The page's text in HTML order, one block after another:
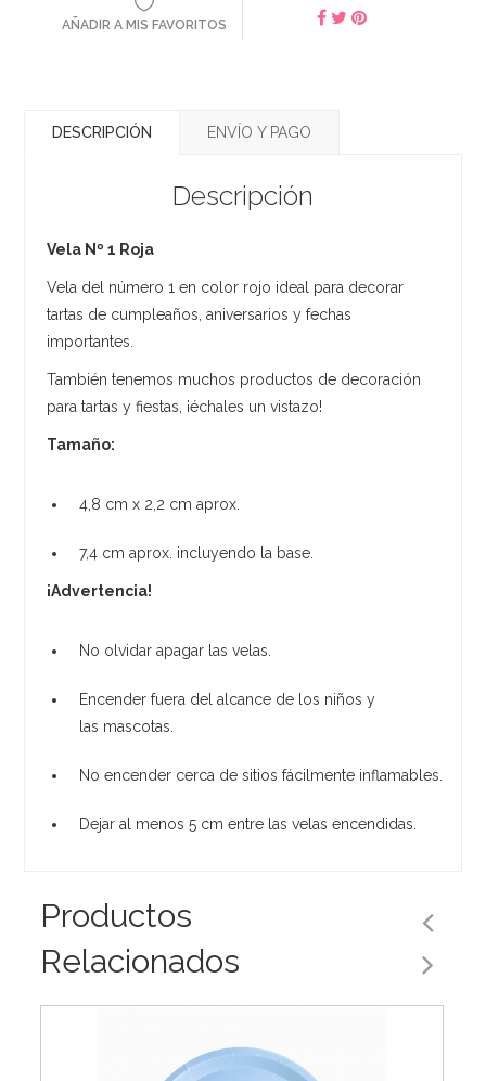
AÑADIR A MIS FAVORITOS
DESCRIPCIÓN ENVÍO Y PAGO
Descripción
Vela Nº 1 Roja
Vela del número 1 en color rojo ideal para decorar
tartas de cumpleaños, aniversarios y fechas
importantes.
También tenemos muchos productos de decoración
para tartas y fiestas, ¡échales un vistazo!
Tamaño:
4,8 cm x 2,2 cm aprox.
7,4 cm aprox. incluyendo la base.
¡Advertencia!
No olvidar apagar las velas.
Encender fuera del alcance de los niños y
las mascotas.
No encender cerca de sitios fácilmente inflamables.
Dejar al menos 5 cm entre las velas encendidas.
Productos
Relacionados